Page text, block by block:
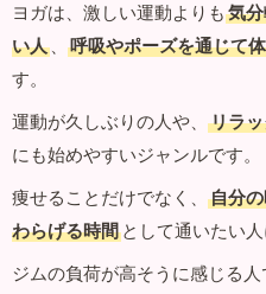
ヨガは、激しい運動よりも 気
い人 、 呼吸やポーズを通じて
す。
運動が久しぶりの人や、
リラ
にも始めやすいジャンルです。
痩せることだけでなく、
自分
わらげる時間 として通いたい人
ジムの負荷が高そうに感じる